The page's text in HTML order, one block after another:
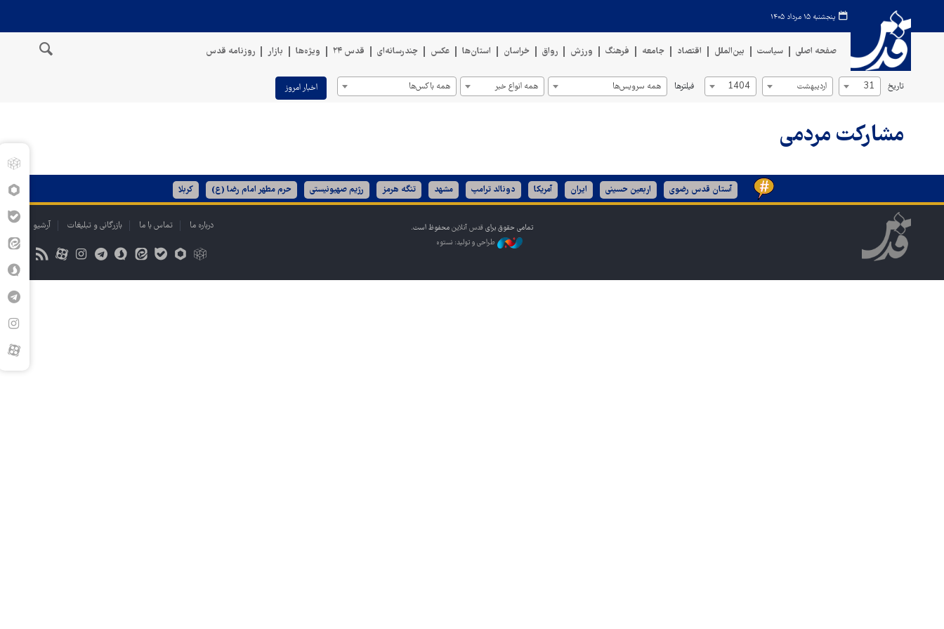
پنجشنبه ۱۵ مرداد ۱۴۰۵
صفحه اصلی سیاست بین‌الملل اقتصاد جامعه فرهنگ ورزش رواق خراسان استان‌ها عکس چندرسانه‌ای قدس ۲۴ ویژه‌ها بازار روزنامه قدس
تاریخ 31 اردیبهشت 1404 فیلترها همه سرویس‌ها همه انواع خبر همه باکس‌ها اخبار امروز
مشارکت مردمی
آستان قدس رضوی اربعین حسینی ایران آمریکا دونالد ترامپ مشهد تنگه هرمز رژیم صهیونیستی حرم مطهر امام رضا (ع) کربلا
تمامی حقوق برای قدس آنلاین محفوظ است.
طراحی و تولید: نستوه
درباره ما تماس با ما بازرگانی و تبلیغات آرشیو